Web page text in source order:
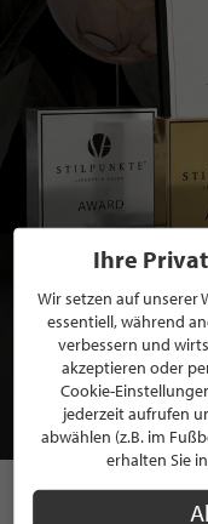
BEWERBEN
Ihre
Wir setzen auf unserer
essentiell, während
verbessern und
akzeptieren oder
Cookie-
jederzeit aufrufen
abwählen (z.B. im
erhalten Sie